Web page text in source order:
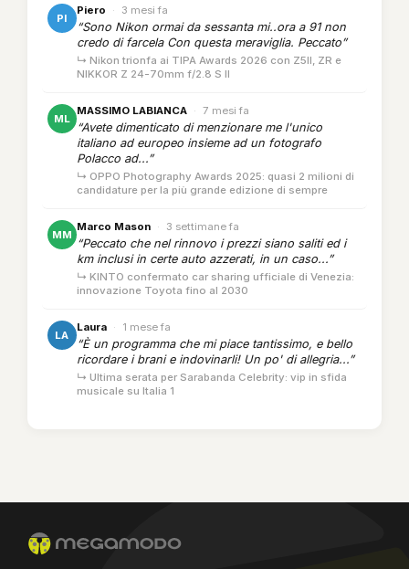
PI
Piero · 3 mesi fa
“Sono Nikon ormai da sessanta mi..ora a 91 non
credo di farcela Con questa meraviglia. Peccato”
↳ Nikon trionfa ai TIPA Awards 2026 con Z5II, ZR e
NIKKOR Z 24-70mm f/2.8 S II
ML
MASSIMO LABIANCA · 7 mesi fa
“Avete dimenticato di menzionare me l'unico
italiano ad europeo insieme ad un fotografo
Polacco ad...”
↳ OPPO Photography Awards 2025: quasi 2 milioni di
candidature per la più grande edizione di sempre
MM
Marco Mason · 3 settimane fa
“Peccato che nel rinnovo i prezzi siano saliti ed i
km inclusi in certe auto azzerati, in un caso...”
↳ KINTO confermato car sharing ufficiale di Venezia:
innovazione Toyota fino al 2030
LA
Laura · 1 mese fa
“È un programma che mi piace tantissimo, e bello
ricordare i brani e indovinarli! Un po' di allegria...”
↳ Ultima serata per Sarabanda Celebrity: vip in sfida
musicale su Italia 1